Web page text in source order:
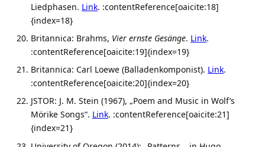
Liedphasen. Link. :contentReference[oaicite:18]
{index=18}
Britannica: Brahms, Vier ernste Gesänge. Link.
:contentReference[oaicite:19]{index=19}
Britannica: Carl Loewe (Balladenkomponist). Link.
:contentReference[oaicite:20]{index=20}
JSTOR: J. M. Stein (1967), „Poem and Music in Wolf’s
Mörike Songs“. Link. :contentReference[oaicite:21]
{index=21}